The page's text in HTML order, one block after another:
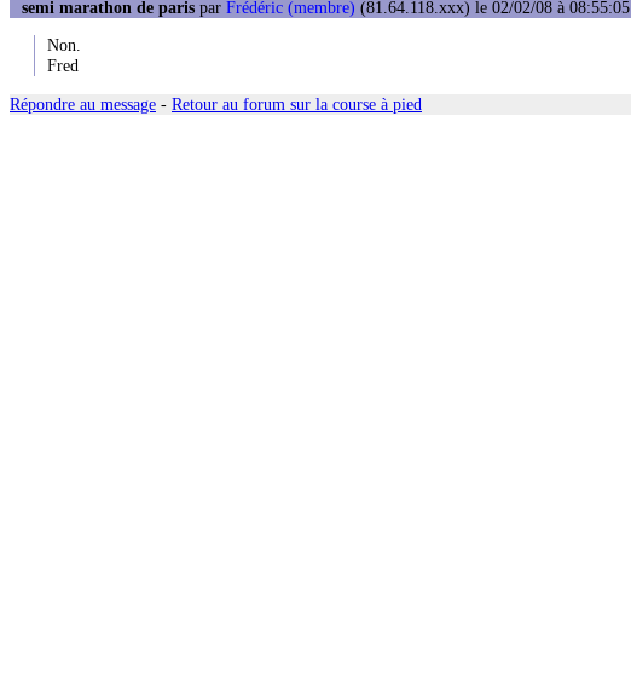
semi marathon de paris par Frédéric (membre) (81.64.118.xxx) le 02/02/08 à 08:55:05
Non.
Fred
Répondre au message - Retour au forum sur la course à pied